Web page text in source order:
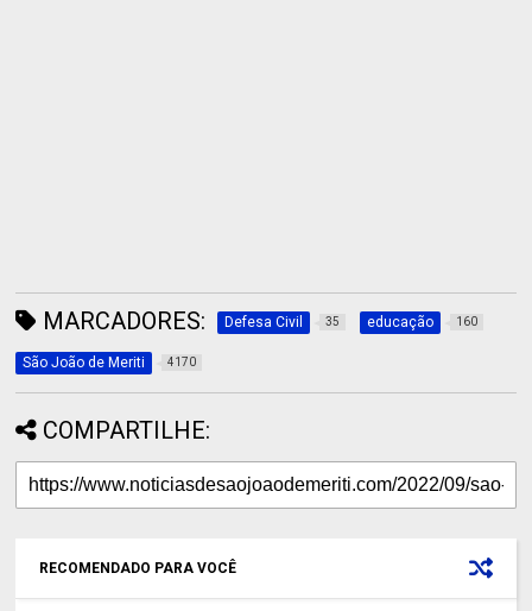
MARCADORES: Defesa Civil 35 educação 160
São João de Meriti 4170
COMPARTILHE:
RECOMENDADO PARA VOCÊ